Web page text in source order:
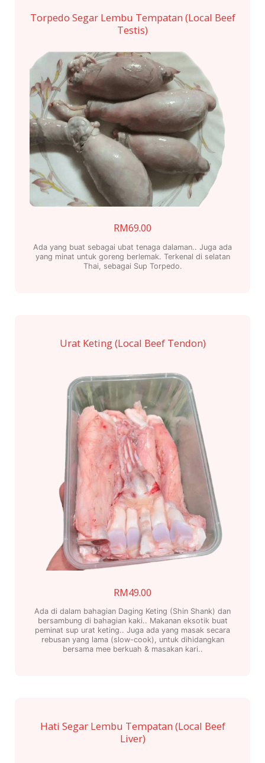
Torpedo Segar Lembu Tempatan (Local Beef
Testis)
RM69.00
Ada yang buat sebagai ubat tenaga dalaman.. Juga ada
yang minat untuk goreng berlemak. Terkenal di selatan
Thai, sebagai Sup Torpedo.
Urat Keting (Local Beef Tendon)
RM49.00
Ada di dalam bahagian Daging Keting (Shin Shank) dan
bersambung di bahagian kaki.. Makanan eksotik buat
peminat sup urat keting.. Juga ada yang masak secara
rebusan yang lama (slow-cook), untuk dihidangkan
bersama mee berkuah & masakan kari..
Hati Segar Lembu Tempatan (Local Beef
Liver)